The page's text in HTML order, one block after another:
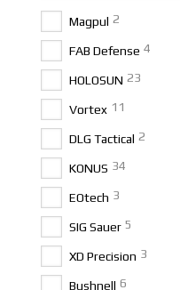
Magpul 2
FAB Defense 4
HOLOSUN 23
Vortex 11
DLG Tactical 2
KONUS 34
EOtech 3
SIG Sauer 5
XD Precision 3
Bushnell 6